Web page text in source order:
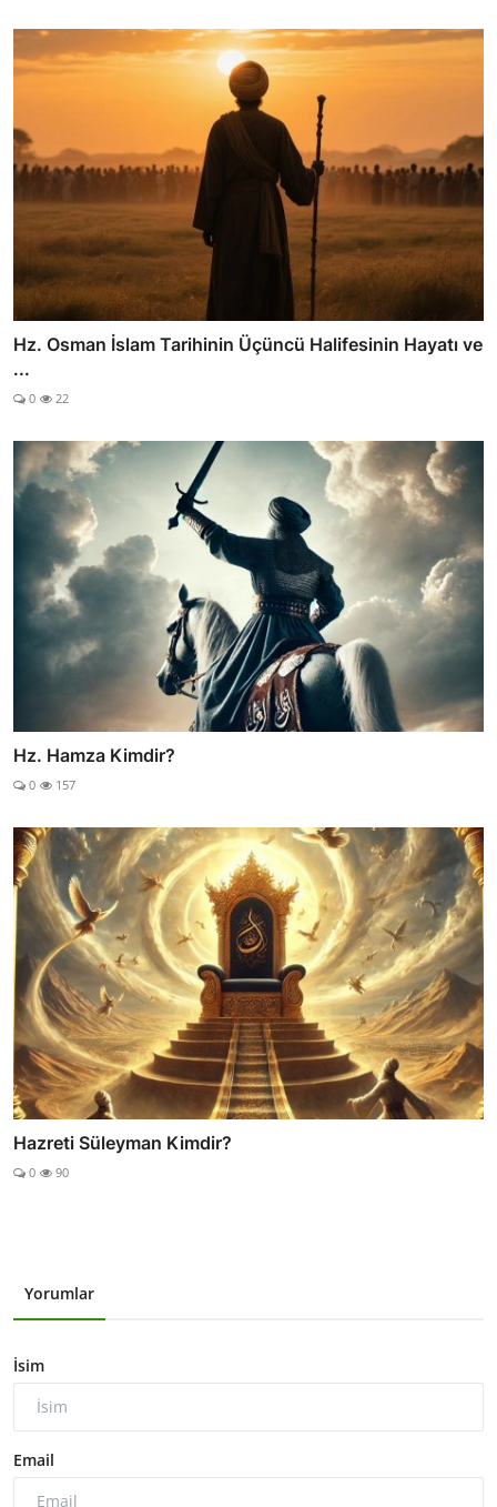
Hz. Osman İslam Tarihinin Üçüncü Halifesinin Hayatı ve
...
0 22
Hz. Hamza Kimdir?
0 157
Hazreti Süleyman Kimdir?
0 90
Yorumlar
İsim
Email